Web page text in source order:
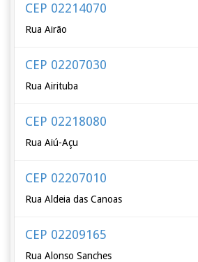
CEP 02214070
Rua Airão
CEP 02207030
Rua Airituba
CEP 02218080
Rua Aiú-Açu
CEP 02207010
Rua Aldeia das Canoas
CEP 02209165
Rua Alonso Sanches